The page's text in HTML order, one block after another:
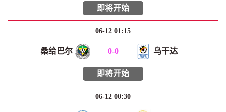
即将开始
06-12 01:15
桑给巴尔 0-0 乌干达
即将开始
06-12 00:30